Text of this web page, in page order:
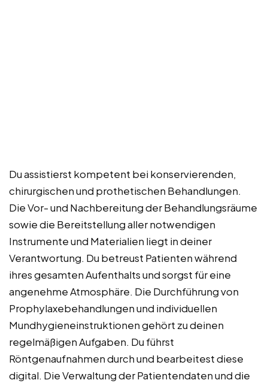
Du assistierst kompetent bei konservierenden,
chirurgischen und prothetischen Behandlungen.
Die Vor- und Nachbereitung der Behandlungsräume
sowie die Bereitstellung aller notwendigen
Instrumente und Materialien liegt in deiner
Verantwortung. Du betreust Patienten während
ihres gesamten Aufenthalts und sorgst für eine
angenehme Atmosphäre. Die Durchführung von
Prophylaxebehandlungen und individuellen
Mundhygieneinstruktionen gehört zu deinen
regelmäßigen Aufgaben. Du führst
Röntgenaufnahmen durch und bearbeitest diese
digital. Die Verwaltung der Patientendaten und die